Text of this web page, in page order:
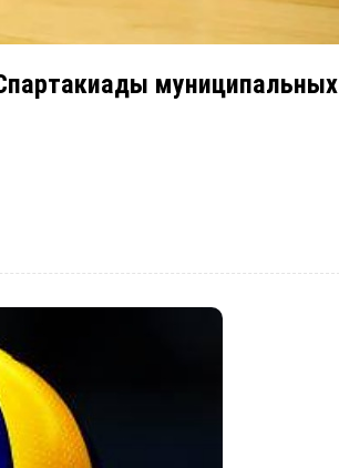
муниципальных